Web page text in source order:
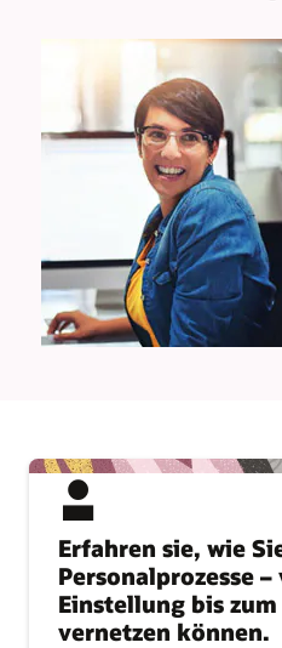
Erfahren sie, wie
Personalprozesse
Einstellung bis
vernetzen können.